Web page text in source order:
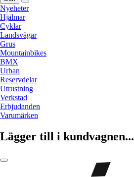
Nyeheter
Hjälmar
Cyklar
Landsvägar
Grus
Mountainbikes
BMX
Urban
Reservdelar
Utrustning
Verkstad
Erbjudanden
Varumärken
Lägger till i kundvagnen...